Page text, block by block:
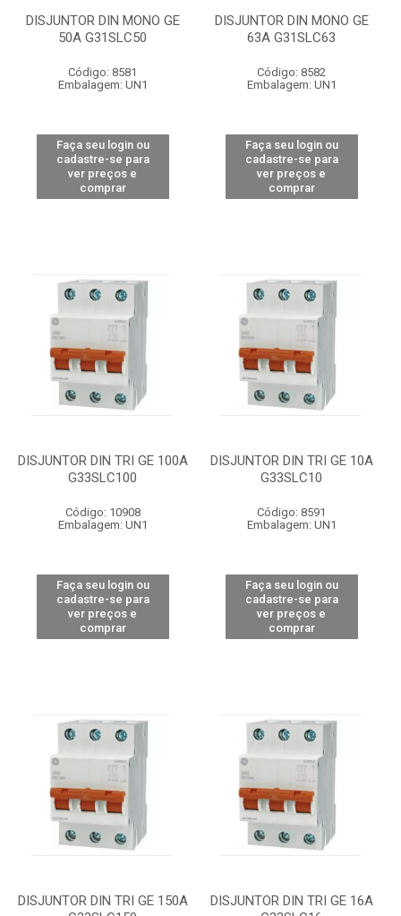
DISJUNTOR DIN MONO GE
50A G31SLC50
Código: 8581
Embalagem: UN1
Faça seu login ou
cadastre-se para
ver preços e
comprar
DISJUNTOR DIN MONO GE
63A G31SLC63
Código: 8582
Embalagem: UN1
Faça seu login ou
cadastre-se para
ver preços e
comprar
DISJUNTOR DIN TRI GE 100A
G33SLC100
Código: 10908
Embalagem: UN1
Faça seu login ou
cadastre-se para
ver preços e
comprar
DISJUNTOR DIN TRI GE 10A
G33SLC10
Código: 8591
Embalagem: UN1
Faça seu login ou
cadastre-se para
ver preços e
comprar
DISJUNTOR DIN TRI GE 150A
DISJUNTOR DIN TRI GE 16A